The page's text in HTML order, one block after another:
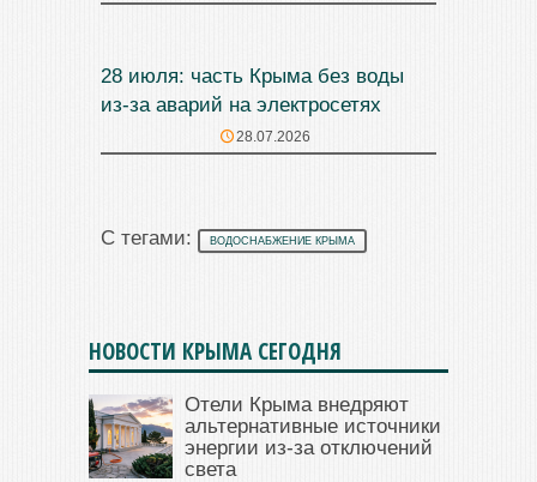
28 июля: часть Крыма без воды
из-за аварий на электросетях
28.07.2026
С тегами: ВОДОСНАБЖЕНИЕ КРЫМА
НОВОСТИ КРЫМА СЕГОДНЯ
Отели Крыма внедряют
альтернативные источники
энергии из-за отключений
света